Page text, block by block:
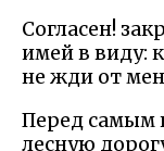
Согласен!
имей в виду:
не жди от
Перед самым
лесную